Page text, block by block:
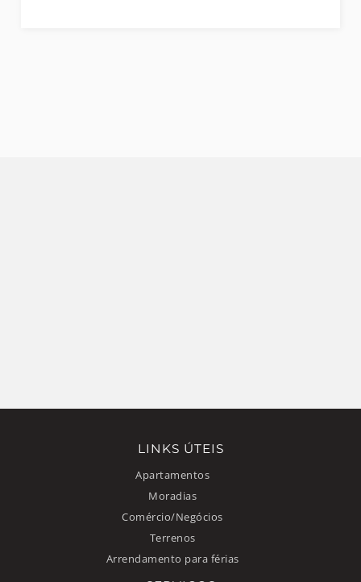
LINKS ÚTEIS
Apartamentos
Moradias
Comércio/Negócios
Terrenos
Arrendamento para férias